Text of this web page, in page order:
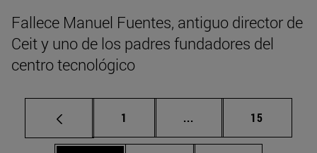
Fallece Manuel Fuentes, antiguo director de
Ceit y uno de los padres fundadores del
centro tecnológico
Página
1 ... Páginas intermedias
Página
15